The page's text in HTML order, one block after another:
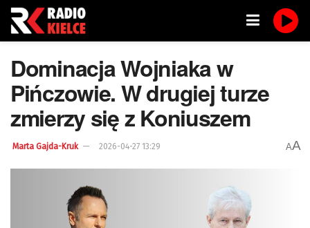
Dominacja Wojniaka w
Pińczowie. W drugiej turze
zmierzy się z Koniuszem
Marta Gajda-Kruk 2026-04-27 13:29 AA